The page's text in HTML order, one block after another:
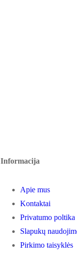
Informacija
Apie mus
Kontaktai
Privatumo poltika
Slapukų
Pirkimo taisyklės